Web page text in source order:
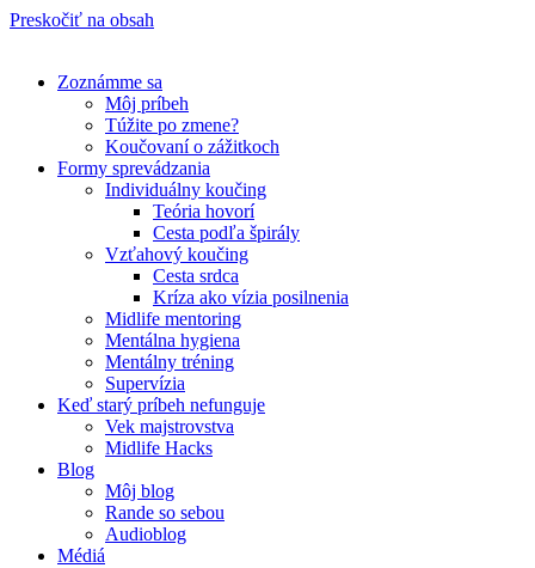
Preskočiť na obsah
Zoznámme sa
Môj príbeh
Túžite po zmene?
Koučovaní o zážitkoch
Formy sprevádzania
Individuálny koučing
Teória hovorí
Cesta podľa špirály
Vzťahový koučing
Cesta srdca
Kríza ako vízia posilnenia
Midlife mentoring
Mentálna hygiena
Mentálny tréning
Supervízia
Keď starý príbeh nefunguje
Vek majstrovstva
Midlife Hacks
Blog
Môj blog
Rande so sebou
Audioblog
Médiá